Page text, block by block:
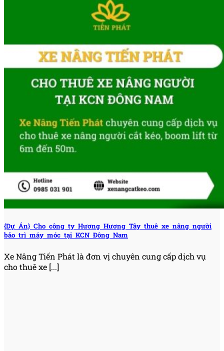
{Dự Án} Cho công ty Hương Hương Tây thuê xe nâng người
bảo trì máy móc tại KCN Đông Nam
Xe Nâng Tiến Phát là đơn vị chuyên cung cấp dịch vụ
cho thuê xe [...]